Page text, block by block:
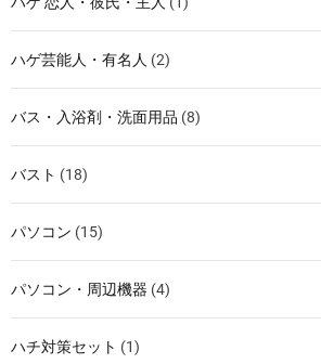
ハゲ芸能人・有名人 (2)
バス・入浴剤・洗面用品 (8)
バスト (18)
パソコン (15)
パソコン・周辺機器 (4)
ハチ対策セット (1)